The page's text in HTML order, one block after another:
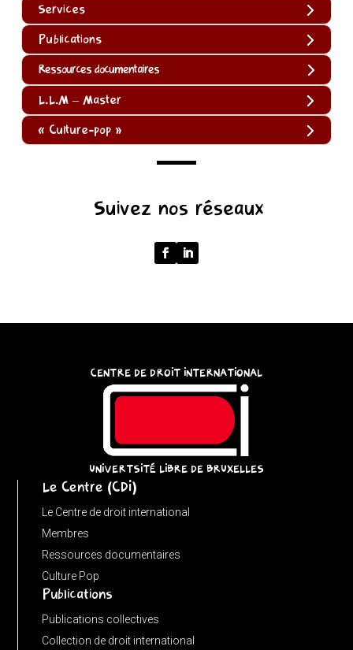
Services
Publications
Ressources documentaires
L.L.M – Master
« Culture-pop »
input
URL(input,
window.location.href);
Suivez nos réseaux
CENTRE DE DROIT INTERNATIONAL
UNIVERTSITÉ LIBRE DE BRUXELLES
Le Centre (CDI)
Le Centre de droit international
Membres
Ressources documentaires
Culture Pop
Publications
Publications collectives
Collection de droit international